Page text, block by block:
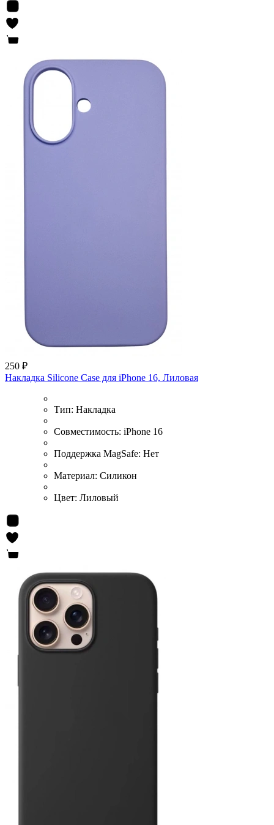
250 ₽
Накладка Silicone Case для iPhone 16, Лиловая
Тип: Накладка
Совместимость: iPhone 16
Поддержка MagSafe: Нет
Материал: Силикон
Цвет: Лиловый